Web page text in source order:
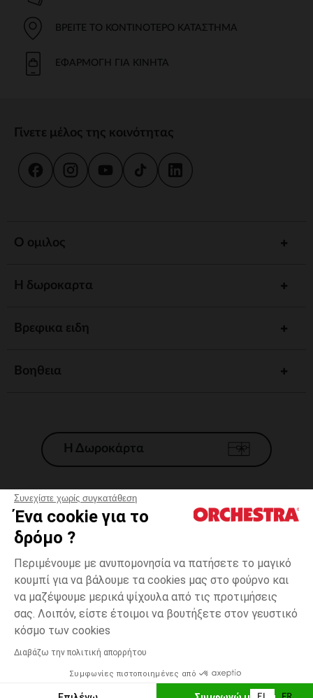
Συνεχίστε χωρίς συγκατάθεση
Ένα cookie για το
δρόμο ?
Περιμένουμε με ανυπομονησία να πατήσετε το μαγικό
κουμπί για να βάλουμε τα cookies μας στο φούρνο και
να μαζέψουμε μερικά ψίχουλα από τις προτιμήσεις
σας. Λοιπόν, είστε έτοιμοι να βουτήξετε στον γευστικό
κόσμο των cookies
Διαβάζω την πολιτική απορρήτου
Συμφωνίες πιστοποιημένες από
Πράσινο
3
Δυνατότητα πληρωμής με
ΠΡΟΣΘΉΚΗ ΣΤΟ ΚΑΛΆΘΙ
ΒΡΕΊΤΕ ΤΟ ΚΟΝΤΙΝΌΤΕΡΟ ΚΑΤΆΣΤΗΜΑ
ΕΦΑΡΜΟΓΉ ΓΙΑ ΚΙΝΗΤΆ
Γίνετε μέλος της κοινότητας
Ο ομιλος
Η δωροκαρτα
Βρεφικα ειδη
Βοηθεια
Η Δωροκάρτα
Γενικοί 'Οροι Πώλησης
*Εμπορικες προσφορες
Προσωπικά δεδομένα
Διαχείρηση των cookies
Προσβασιμότητα: μη συμμορφούμενη
H Orchestra συμμετέχει στον κωδικά δεοντολογίας και στο σύστημα
μεσολάβησης της Γαλλικής Ομοσπονδίας Ηλεκτρονικού Εμπορίου.